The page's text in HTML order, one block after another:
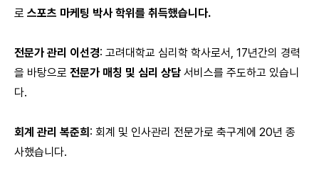
로 스포츠 마케팅 박사 학위를 취득했습니다.
전문가 관리 이선경: 고려대학교 심리학 학사로서, 17년간의 경력
을 바탕으로 전문가 매칭 및 심리 상담 서비스를 주도하고 있습니
다.
회계 관리 복준희 : 회계 및 인사관리 전문가로 축구계에 20년 종
사했습니다.